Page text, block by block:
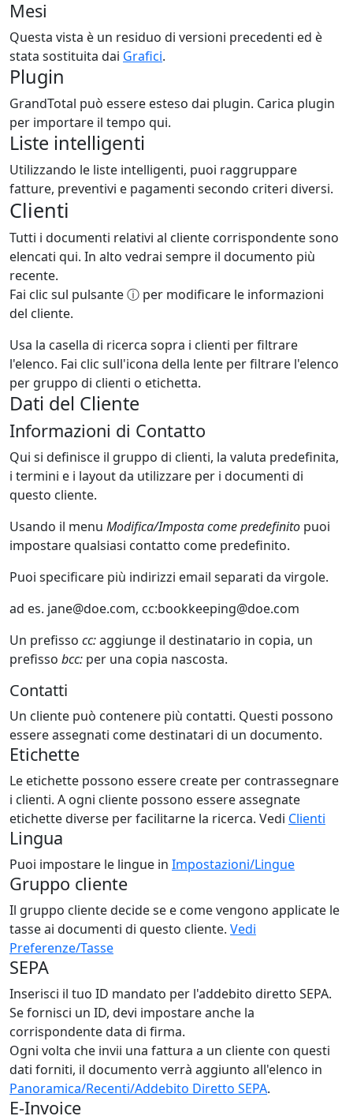
Mesi
Questa vista è un residuo di versioni precedenti ed è
stata sostituita dai Grafici.
Plugin
GrandTotal può essere esteso dai plugin. Carica plugin
per importare il tempo qui.
Liste intelligenti
Utilizzando le liste intelligenti, puoi raggruppare
fatture, preventivi e pagamenti secondo criteri diversi.
Clienti
Tutti i documenti relativi al cliente corrispondente sono
elencati qui. In alto vedrai sempre il documento più
recente.
Fai clic sul pulsante ⓘ per modificare le informazioni
del cliente.
Usa la casella di ricerca sopra i clienti per filtrare
l'elenco. Fai clic sull'icona della lente per filtrare l'elenco
per gruppo di clienti o etichetta.
Dati del Cliente
Informazioni di Contatto
Qui si definisce il gruppo di clienti, la valuta predefinita,
i termini e i layout da utilizzare per i documenti di
questo cliente.
Usando il menu Modifica/Imposta come predefinito puoi
impostare qualsiasi contatto come predefinito.
Puoi specificare più indirizzi email separati da virgole.
ad es. jane@doe.com, cc:bookkeeping@doe.com
Un prefisso cc:aggiunge il destinatario in copia, un
prefisso bcc: per una copia nascosta.
Contatti
Un cliente può contenere più contatti. Questi possono
essere assegnati come destinatari di un documento.
Etichette
Le etichette possono essere create per contrassegnare
i clienti. A ogni cliente possono essere assegnate
etichette diverse per facilitarne la ricerca. Vedi Clienti
Lingua
Puoi impostare le lingue in Impostazioni/Lingue
Gruppo cliente
Il gruppo cliente decide se e come vengono applicate le
tasse ai documenti di questo cliente. Vedi
Preferenze/Tasse
SEPA
Inserisci il tuo ID mandato per l'addebito diretto SEPA.
Se fornisci un ID, devi impostare anche la
corrispondente data di firma.
Ogni volta che invii una fattura a un cliente con questi
dati forniti, il documento verrà aggiunto all'elenco in
Panoramica/Recenti/Addebito Diretto SEPA.
E-Invoice